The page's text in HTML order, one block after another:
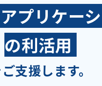
プリケー
の利活用​​
支援します。